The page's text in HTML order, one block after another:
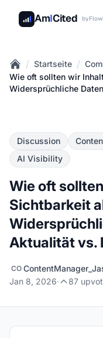
AmICited by
Home
/ Startseite /
Wie oft sollten wir
Widersprüchliche
Discussion
AI Visibility
Wie oft
Sichtbarkeit
Aktualität vs.
CO
Jan 8, 2026· 87